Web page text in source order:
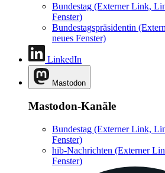
Bundestag (Externer Link,
Fenster)
Bundestagspräsidentin
neues Fenster)
LinkedIn
Mastodon
Mastodon-Kanäle
Bundestag (Externer Link,
Fenster)
hib-Nachrichten (Externer
Fenster)